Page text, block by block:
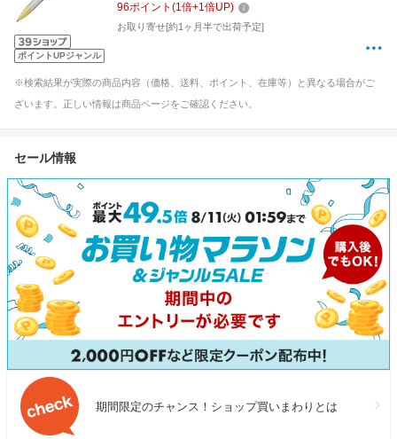
ポイントUPジャンル
96ポイント (1倍+1倍UP)
お取り寄せ[約1ヶ月半で出荷予定]
※検索結果が実際の商品内容（価格、送料、ポイント、在庫等）と異なる場合がご
ざいます。正しい情報は商品ページをご確認ください。
セール情報
期間限定のチャンス！ショップ買いまわりとは